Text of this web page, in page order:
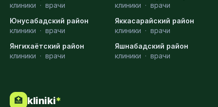
клиники · врачи
клиники · врачи
Юнусабадский район
клиники · врачи
Яккасарайский район
клиники · врачи
Янгихаётский район
клиники · врачи
Яшнабадский район
клиники · врачи
🏥 kliniki*